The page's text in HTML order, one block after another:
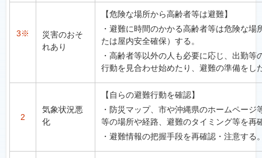
3※
災害のおそ
れあり
【危険な場所から高齢者等は避難】
・避難に時間のかかる高齢者等は危険な場
たは屋内安全確保）する。
・高齢者等以外の人も必要に応じ、出勤等
行動を見合わせ始めたり、避難の準備をし
2
気象状況悪
化
【自らの避難行動を確認】
・防災マップ、市や沖縄県のホームページ
等の場所や経路、避難のタイミング等を再
・避難情報の把握手段を再確認・注意する